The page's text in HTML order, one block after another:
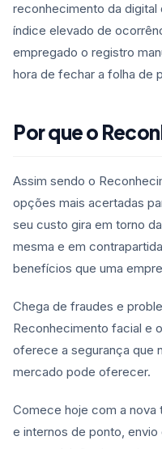
reconhecimento da digital
índice elevado de
empregado o registro
hora de fechar a folha de
Por que o
Assim sendo o
opções mais acertadas
seu custo gira em torno
mesma e em
benefícios que uma
Chega de fraudes e
Reconhecimento facial e
oferece a segurança que
mercado pode oferecer.
Comece hoje com a
e internos de ponto,